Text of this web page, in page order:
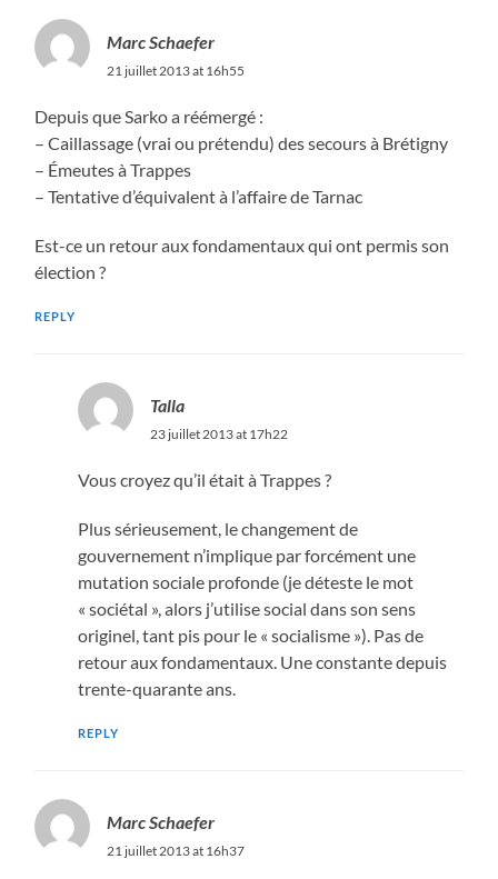
Marc Schaefer
21 juillet 2013 at 16h55
Depuis que Sarko a réémergé :
– Caillassage (vrai ou prétendu) des secours à Brétigny
– Émeutes à Trappes
– Tentative d’équivalent à l’affaire de Tarnac
Est-ce un retour aux fondamentaux qui ont permis son
élection ?
REPLY
Talla
23 juillet 2013 at 17h22
Vous croyez qu’il était à Trappes ?
Plus sérieusement, le changement de
gouvernement n’implique par forcément une
mutation sociale profonde (je déteste le mot
« sociétal », alors j’utilise social dans son sens
originel, tant pis pour le « socialisme »). Pas de
retour aux fondamentaux. Une constante depuis
trente-quarante ans.
REPLY
Marc Schaefer
21 juillet 2013 at 16h37